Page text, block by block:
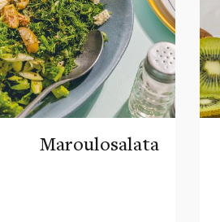
Maroulosalata